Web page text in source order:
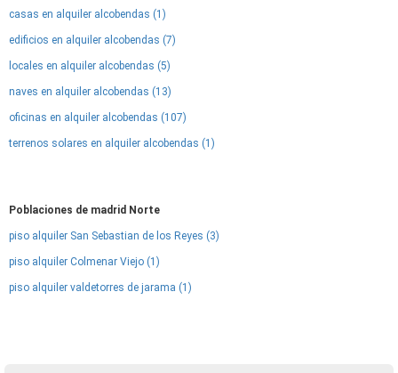
casas en alquiler alcobendas (1)
edificios en alquiler alcobendas (7)
locales en alquiler alcobendas (5)
naves en alquiler alcobendas (13)
oficinas en alquiler alcobendas (107)
terrenos solares en alquiler alcobendas (1)
Poblaciones de madrid Norte
piso alquiler San Sebastian de los Reyes (3)
piso alquiler Colmenar Viejo (1)
piso alquiler valdetorres de jarama (1)